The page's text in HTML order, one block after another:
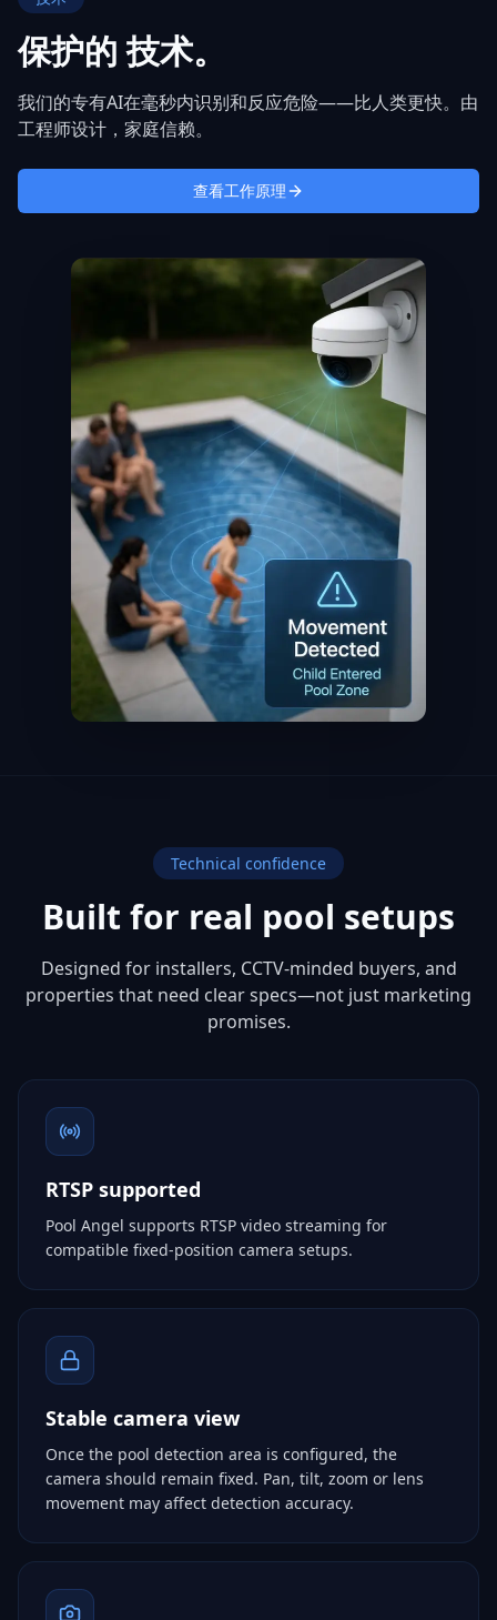
保护的 技术。
我们的专有AI在毫秒内识别和反应危险——比人类更快。由
工程师设计，家庭信赖。
查看工作原理
Technical confidence
Built for real pool setups
Designed for installers, CCTV-minded buyers, and
properties that need clear specs—not just marketing
promises.
RTSP supported
Pool Angel supports RTSP video streaming for
compatible fixed-position camera setups.
Stable camera view
Once the pool detection area is configured, the
camera should remain fixed. Pan, tilt, zoom or lens
movement may affect detection accuracy.